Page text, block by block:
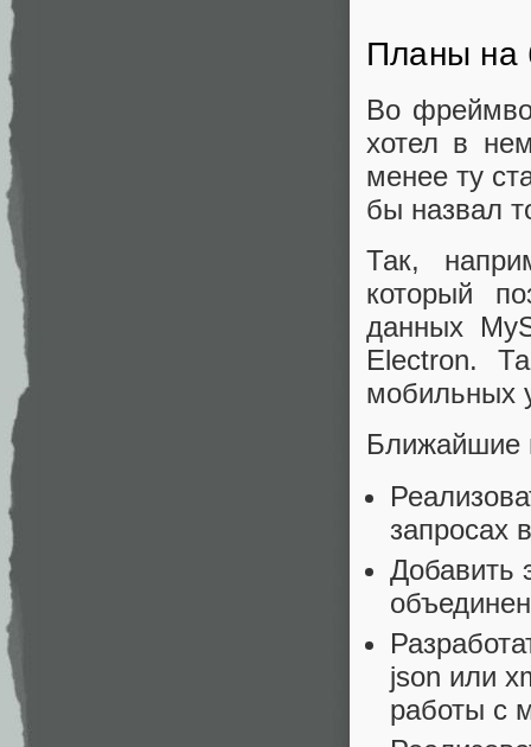
Планы на
Во
хотел в
менее ту
бы назвал
Так,
который
данных
Electron.
мобильных
Ближайшие
запросах
Добавить
json или
работы с